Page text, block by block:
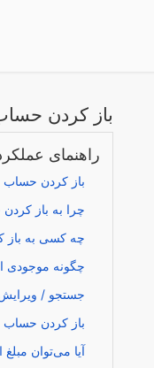
باز کردن
راهنمای
باز کردن حساب
چرا به باز کردن
چه کسی به باز
چگونه موجودی
جستجو /
باز کردن حساب
آیا می‌توان